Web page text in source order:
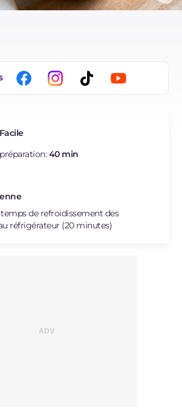
Facile
40 min
de refroidissement des
réfrigérateur (20 minutes)